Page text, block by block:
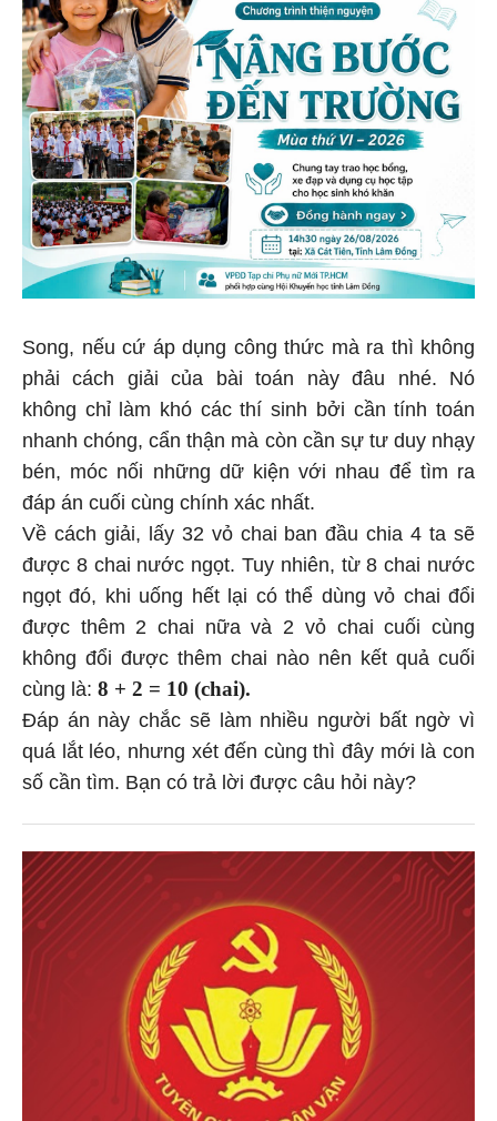
Song, nếu cứ áp dụng công thức mà ra thì không
phải cách giải của bài toán này đâu nhé. Nó
không chỉ làm khó các thí sinh bởi cần tính toán
nhanh chóng, cẩn thận mà còn cần sự tư duy nhạy
bén, móc nối những dữ kiện với nhau để tìm ra
đáp án cuối cùng chính xác nhất.
Về cách giải, lấy 32 vỏ chai ban đầu chia 4 ta sẽ
được 8 chai nước ngọt. Tuy nhiên, từ 8 chai nước
ngọt đó, khi uống hết lại có thể dùng vỏ chai đổi
được thêm 2 chai nữa và 2 vỏ chai cuối cùng
không đổi được thêm chai nào nên kết quả cuối
cùng là: 8 + 2 = 10 (chai).
Đáp án này chắc sẽ làm nhiều người bất ngờ vì
quá lắt léo, nhưng xét đến cùng thì đây mới là con
số cần tìm. Bạn có trả lời được câu hỏi này?